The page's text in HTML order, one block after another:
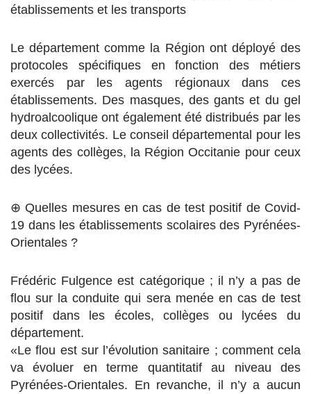
établissements et les transports
Le département comme la Région ont déployé des
protocoles spécifiques en fonction des métiers
exercés par les agents régionaux dans ces
établissements. Des masques, des gants et du gel
hydroalcoolique ont également été distribués par les
deux collectivités. Le conseil départemental pour les
agents des collèges, la Région Occitanie pour ceux
des lycées.
⊕ Quelles mesures en cas de test positif de Covid-
19 dans les établissements scolaires des Pyrénées-
Orientales ?
Frédéric Fulgence est catégorique ; il n’y a pas de
flou sur la conduite qui sera menée en cas de test
positif dans les écoles, collèges ou lycées du
département.
«Le flou est sur l’évolution sanitaire ; comment cela
va évoluer en terme quantitatif au niveau des
Pyrénées-Orientales. En revanche, il n’y a aucun